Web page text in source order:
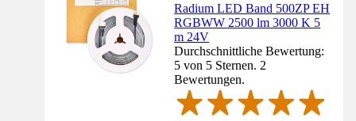
Radium LED Band 500ZP EH
RGBWW 2500 lm 3000 K 5
m 24V
Durchschnittliche Bewertung:
5 von 5 Sternen. 2
Bewertungen.